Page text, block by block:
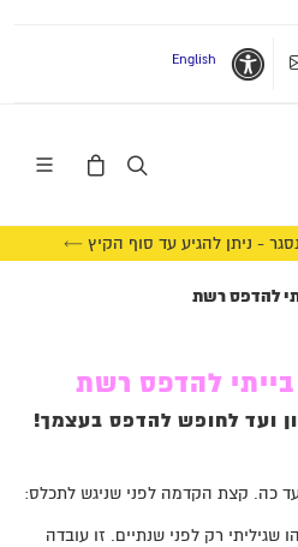
צרו קשר נגישות
English
- ניתן להגיע עד סוף הקיץ ←
להדפס רשת
להדפס רשת
ועד לחופש להדפס בעצמך!
כה. קצת הקדמה לפני שניגש לתכלס:
רק לפני שנתיים. זו עובדה